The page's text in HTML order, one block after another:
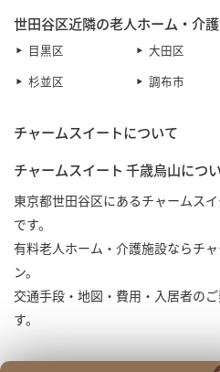
世田谷区近隣の老人ホーム・介
目黒区 大田区
杉並区
調布市
チャームスイートについて
チャームスイート 千歳烏山につ
東京都世田谷区にあるチャームス
です。
有料老人ホーム・介護施設ならチ
ン。
交通手段・地図・費用・入居者の
す。